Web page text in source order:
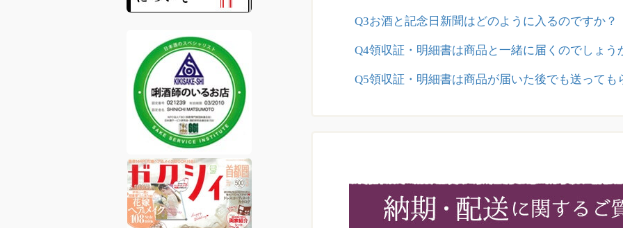
Q3お酒と記念日新聞はどのように入るのですか？
Q4領収証・明細書は商品と一緒に届くのでしょう
Q5領収証・明細書は商品が届いた後でも送っても